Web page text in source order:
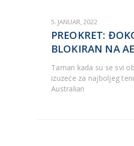
5. JANUAR, 2022
PREOKRET:
BLOKIRAN NA
Taman kada su se svi
izuzeće za najboljeg
Australian